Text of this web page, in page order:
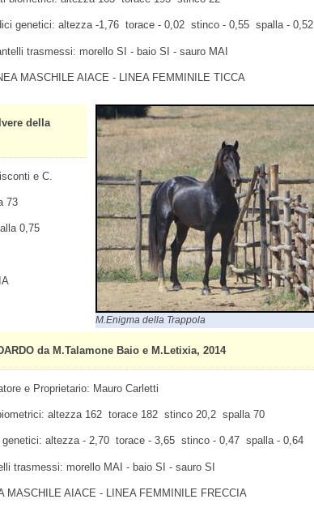
genetici: altezza -1,76 torace - 0,02 stinco - 0,55 spalla - 0,52
trasmessi: morello SI - baio SI - sauro MAI
MASCHILE AIACE - LINEA FEMMINILE TICCA
M.Enigma della Trappola
della
e C.
73
0,75
da M.Talamone Baio e M.Letixia, 2014
e Proprietario: Mauro Carletti
altezza 162 torace 182 stinco 20,2 spalla 70
genetici: altezza - 2,70 torace - 3,65 stinco - 0,47 spalla - 0,64
trasmessi: morello MAI - baio SI - sauro SI
MASCHILE AIACE - LINEA FEMMINILE FRECCIA